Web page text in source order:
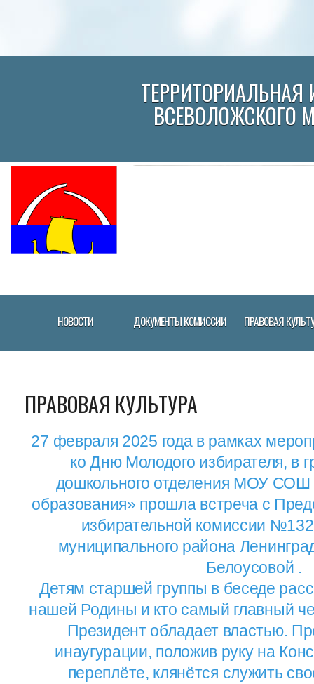
ВСЕВОЛОЖСКОГО
НОВОСТИ ДОКУМЕНТЫ КОМИССИИ ПРАВОВАЯ
ПРАВОВАЯ КУЛЬТУРА
27 февраля 2025 года в рамках
ко Дню Молодого избирателя, в
дошкольного отделения МОУ СОШ
образования» прошла встреча с
избирательной комиссии
муниципального района
Белоусовой .
Детям старшей группы в беседе
нашей Родины и кто самый главный
Президент обладает властью.
инаугурации, положив руку на
переплёте, клянётся служить